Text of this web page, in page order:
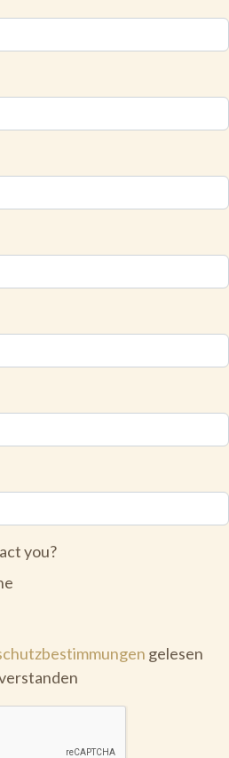
you?
gelesen